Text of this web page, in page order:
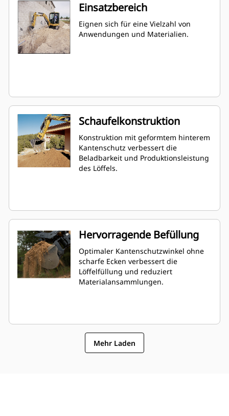
Einsatzbereich
Eignen sich für eine Vielzahl von
Anwendungen und Materialien.
Schaufelkonstruktion
Konstruktion mit geformtem hinterem
Kantenschutz verbessert die
Beladbarkeit und Produktionsleistung
des Löffels.
Hervorragende Befüllung
Optimaler Kantenschutzwinkel ohne
scharfe Ecken verbessert die
Löffelfüllung und reduziert
Materialansammlungen.
Mehr Laden